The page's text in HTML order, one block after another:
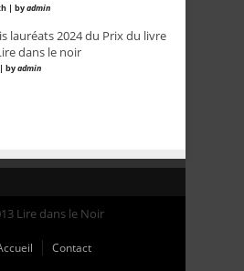
| byadmin
lauréats 2024 du Prix du livre
dans le noir
byadmin
Lire dans le Noir
Contact